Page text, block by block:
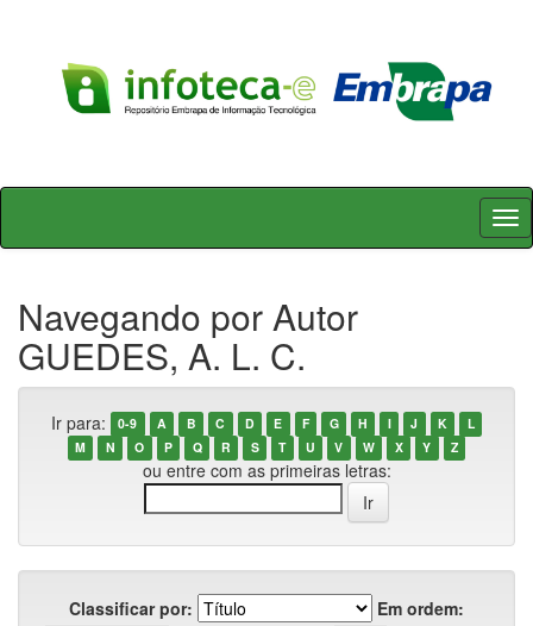
Skip
Navegando por Autor
GUEDES, A. L. C.
Ir para: 0-9 A B C D E F G H I J K
L
M
N O P Q R S T U V W X Y Z
ou entre com as primeiras letras:
Classificar por:
Em ordem: